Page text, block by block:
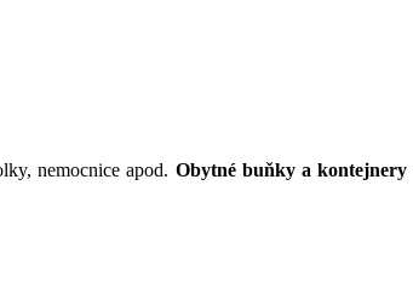
nemocnice apod. Obytné buňky a kontejnery